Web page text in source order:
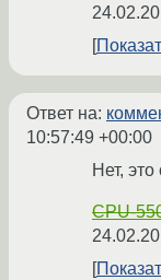
Ответ на:
10:57:49 +00:00
Нет, это
CPU-